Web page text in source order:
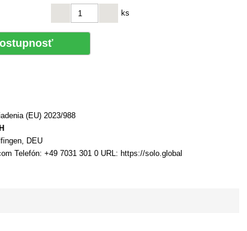
ks
(EU) 2023/988
DEU
Telefón: +49 7031 301 0 URL: https://solo.global